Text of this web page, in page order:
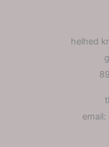
helhed